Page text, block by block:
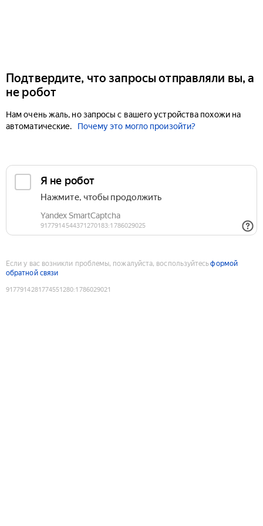
Подтвердите, что запросы отправляли вы, а
не робот
Нам очень жаль, но запросы с вашего устройства похожи на
автоматические.
Почему это могло произойти?
Если у вас возникли проблемы, пожалуйста, воспользуйтесьформой
обратной связи
9177914281774551280:1786029021